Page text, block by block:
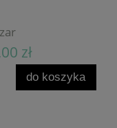
zł
do koszyka